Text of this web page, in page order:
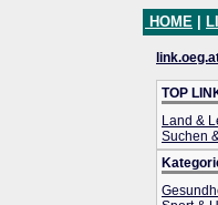
HOME
TOP
Land &
Suchen